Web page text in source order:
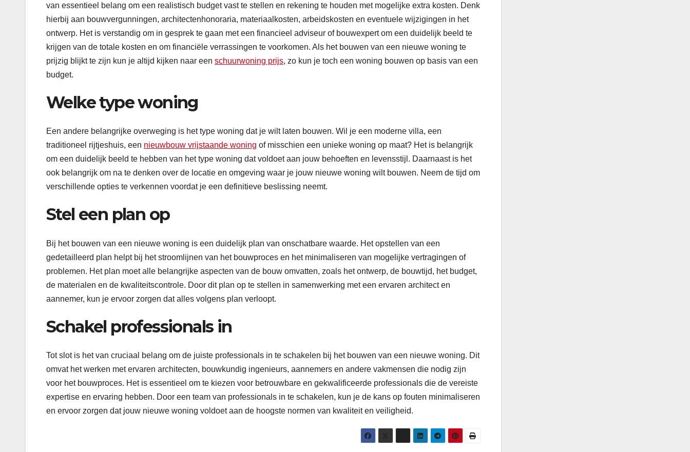
van essentieel belang om een realistisch budget vast te stellen en rekening te houden met mogelijke extra kosten. Denk
hierbij aan bouwvergunningen, architectenhonoraria, materiaalkosten, arbeidskosten en eventuele wijzigingen in het
ontwerp. Het is verstandig om in gesprek te gaan met een financieel adviseur of bouwexpert om een duidelijk beeld te
krijgen van de totale kosten en om financiële verrassingen te voorkomen. Als het bouwen van een nieuwe woning te
prijzig blijkt te zijn kun je altijd kijken naar een schuurwoning prijs, zo kun je toch een woning bouwen op basis van een
budget.
Welke type woning
Een andere belangrijke overweging is het type woning dat je wilt laten bouwen. Wil je een moderne villa, een
traditioneel rijtjeshuis, een nieuwbouw vrijstaande woning of misschien een unieke woning op maat? Het is belangrijk
om een duidelijk beeld te hebben van het type woning dat voldoet aan jouw behoeften en levensstijl. Daarnaast is het
ook belangrijk om na te denken over de locatie en omgeving waar je jouw nieuwe woning wilt bouwen. Neem de tijd om
verschillende opties te verkennen voordat je een definitieve beslissing neemt.
Stel een plan op
Bij het bouwen van een nieuwe woning is een duidelijk plan van onschatbare waarde. Het opstellen van een
gedetailleerd plan helpt bij het stroomlijnen van het bouwproces en het minimaliseren van mogelijke vertragingen of
problemen. Het plan moet alle belangrijke aspecten van de bouw omvatten, zoals het ontwerp, de bouwtijd, het budget,
de materialen en de kwaliteitscontrole. Door dit plan op te stellen in samenwerking met een ervaren architect en
aannemer, kun je ervoor zorgen dat alles volgens plan verloopt.
Schakel professionals in
Tot slot is het van cruciaal belang om de juiste professionals in te schakelen bij het bouwen van een nieuwe woning. Dit
omvat het werken met ervaren architecten, bouwkundig ingenieurs, aannemers en andere vakmensen die nodig zijn
voor het bouwproces. Het is essentieel om te kiezen voor betrouwbare en gekwalificeerde professionals die de vereiste
expertise en ervaring hebben. Door een team van professionals in te schakelen, kun je de kans op fouten minimaliseren
en ervoor zorgen dat jouw nieuwe woning voldoet aan de hoogste normen van kwaliteit en veiligheid.